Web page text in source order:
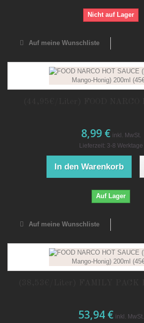
Nicht auf Lager
Auf meine Wunschliste
8,99 € inkl. MwSt.
Lieferzeit: 3-8 Werktage
In den Warenkorb
Auf Lager
Auf meine Wunschliste
53,94 € inkl. MwSt.